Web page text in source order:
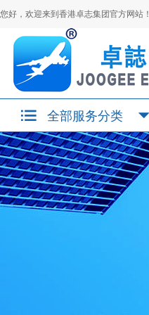
您好，欢迎来到香港卓志集团官方网站！
全部服务分类